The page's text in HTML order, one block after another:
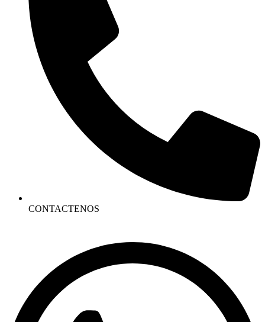
CONTACTENOS